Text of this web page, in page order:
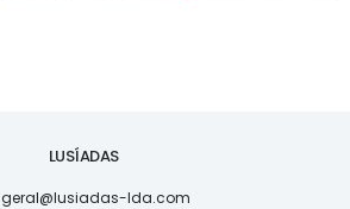
LUSÍADAS
geral@lusiadas-lda.com